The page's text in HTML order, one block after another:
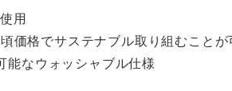
用
価格でサステナブル取り組むことが
なウォッシャブル仕様